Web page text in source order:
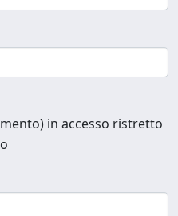
in accesso ristretto